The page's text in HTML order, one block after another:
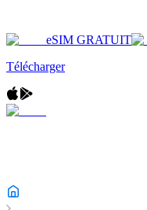
eSIM GRATUIT
Télécharger